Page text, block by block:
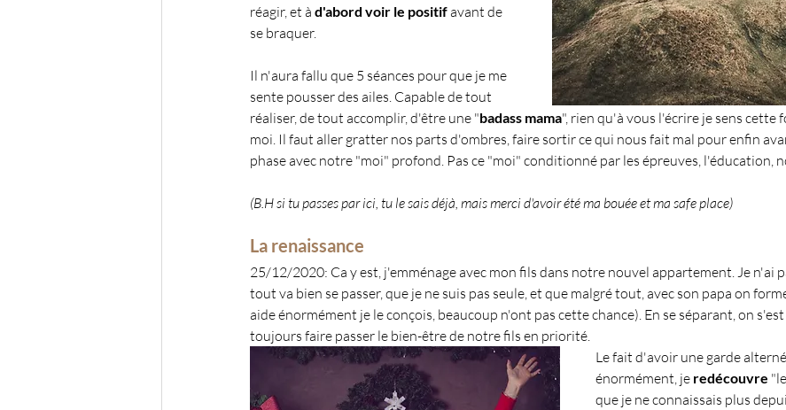
réagir, et à d'abord voir le positif avant de
se braquer.
Il n'aura fallu que 5 séances pour que je me
sente pousser des ailes. Capable de tout
réaliser, de tout accomplir, d'être une "badass mama", rien qu'à vous l'écrire je sens cette
moi. Il faut aller gratter nos parts d'ombres, faire sortir ce qui nous fait mal pour enfin
phase avec notre "moi" profond. Pas ce "moi" conditionné par les épreuves, l'éducation,
(B.H si tu passes par ici, tu le sais déjà, mais merci d'avoir été ma bouée et ma safe place)
La renaissance
25/12/2020: Ca y est, j'emménage avec mon fils dans notre nouvel appartement. Je n'ai
tout va bien se passer, que je ne suis pas seule, et que malgré tout, avec son papa on
aide énormément je le conçois, beaucoup n'ont pas cette chance). En se séparant, on
toujours faire passer le bien-être de notre fils en priorité.
Le fait d'avoir une garde
énormément, je redécouvre
que je ne connaissais plus